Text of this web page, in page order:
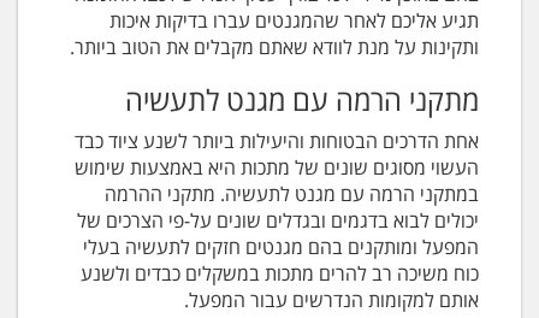
תגיע אליכם לאחר שהמגנטים עברו בדיקות איכות
ותקינות על מנת לוודא שאתם מקבלים את הטוב ביותר.
מתקני הרמה עם מגנט לתעשיה
אחת הדרכים הבטוחות והיעילות ביותר לשנע ציוד כבד
העשוי מסוגים שונים של מתכות היא באמצעות שימוש
במתקני הרמה עם מגנט לתעשיה. מתקני ההרמה
יכולים לבוא בדגמים ובגדלים שונים על-פי הצרכים של
המפעל ומותקנים בהם מגנטים חזקים לתעשיה בעלי
כוח משיכה רב להרים מתכות במשקלים כבדים ולשנע
אותם למקומות הנדרשים עבור המפעל.